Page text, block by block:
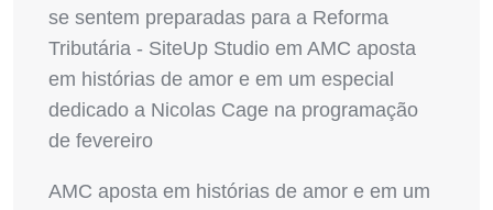
se sentem preparadas para a Reforma
Tributária - SiteUp Studio em AMC aposta
em histórias de amor e em um especial
dedicado a Nicolas Cage na programação
de fevereiro
AMC aposta em histórias de amor e em um